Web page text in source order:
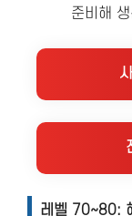
준비해
레벨 70~80: